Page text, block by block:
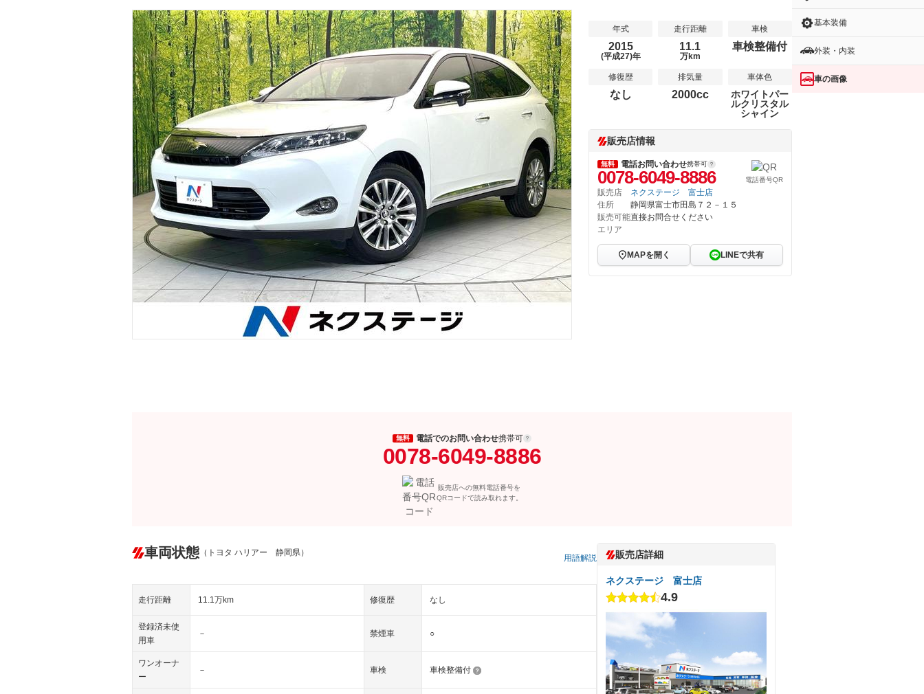
年式
2015
(平成27)年
走行距離
11.1
万km
車検
車検整備付
修復歴
なし
排気量
2000cc
車体色
ホワイトパー
ルクリスタル
シャイン
販売店情報
無料 電話お問い合わせ携帯可
0078-6049-8886 電話番号QR
販売店
ネクステージ 富士店
住所
静岡県富士市田島７２－１５
販売可能
エリア
直接お問合せください
MAPを開く LINEで共有
無料 電話でのお問い合わせ携帯可
0078-6049-8886
販売店への無料電話番号を
QRコードで読み取れます。
車両状態 （トヨタ ハリアー 静岡県）
用語解説
走行距離 11.1万km 修復歴 なし
登録済未使
用車
－ 禁煙車 ○
ワンオーナ
ー
－ 車検 車検整備付
販売店詳細
ネクステージ 富士店
4.9
基本装備
外装・内装
車の画像